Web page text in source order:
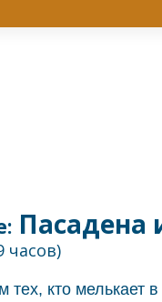
Пасадена
кто мелькает